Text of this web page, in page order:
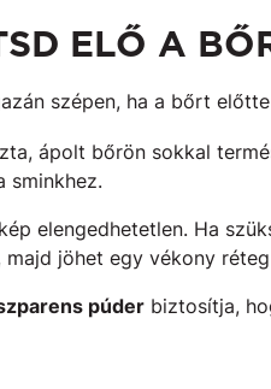
ELŐ A
szépen, ha a bőrt
ápolt bőrön sokkal
sminkhez.
elengedhetetlen. Ha
jöhet egy vékony
púder biztosítja,